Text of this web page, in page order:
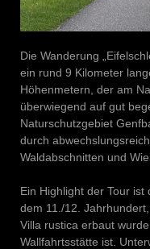
Die Wanderung
ein rund 9 Kilometer
Höhenmetern, der am
überwiegend auf gut
Naturschutzgebiet
durch
Waldabschnitten und
Ein Highlight der Tour
dem 11./12.
Villa rustica erbaut
Wallfahrtsstätte ist.